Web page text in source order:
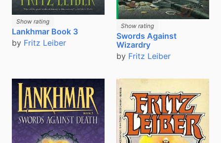
Show rating
Lankhmar Book 3
by Fritz Leiber
Show rating
Swords Against
Wizardry
by Fritz Leiber